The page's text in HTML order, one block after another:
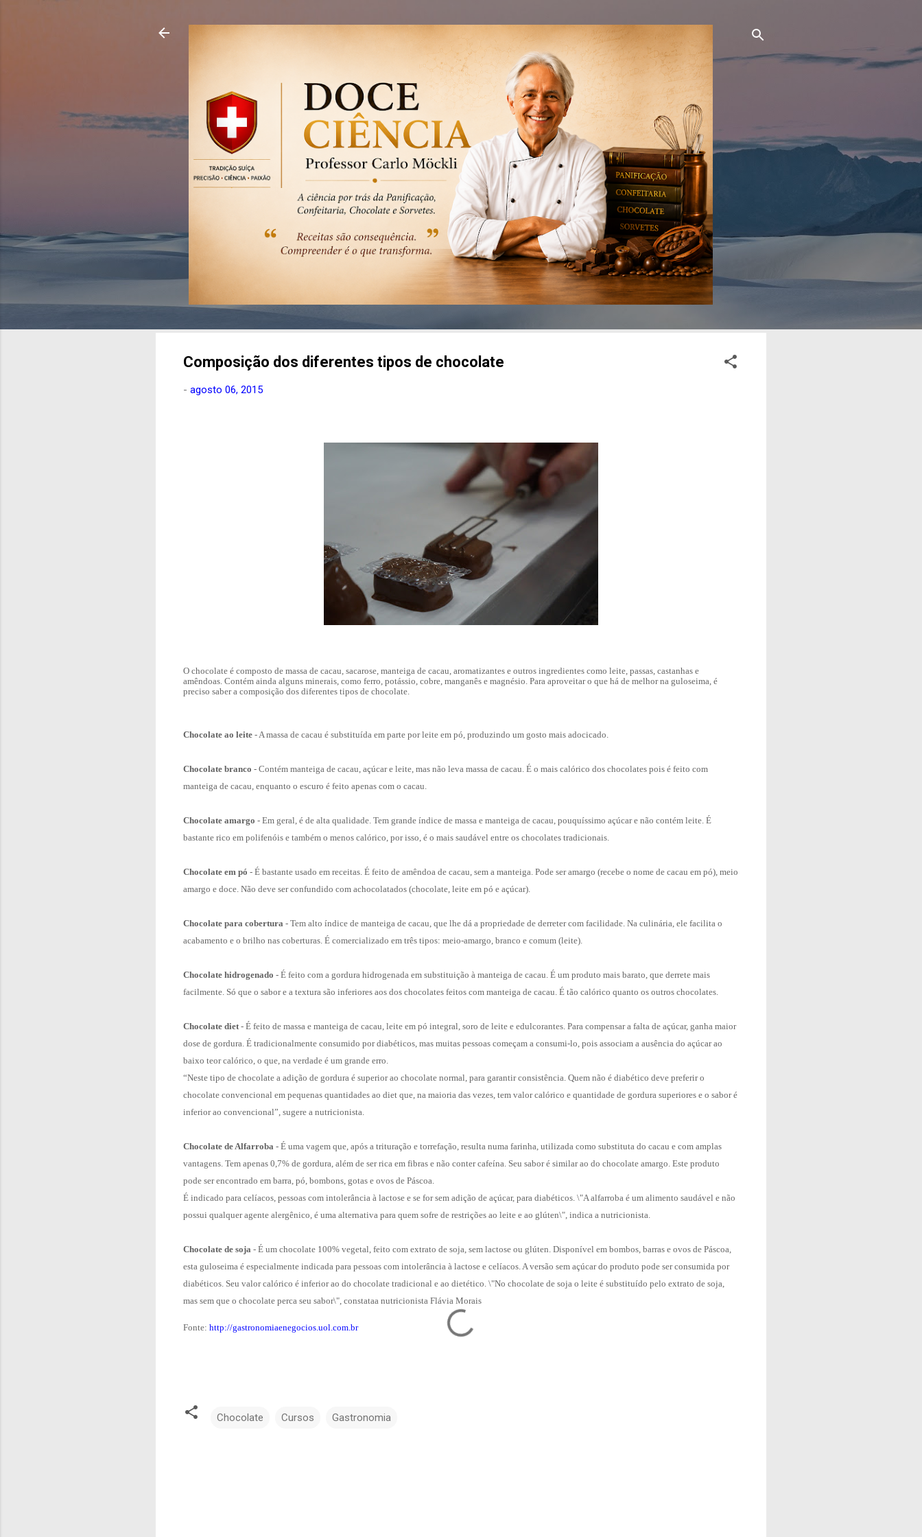
Composição dos diferentes tipos de chocolate
- agosto 06, 2015
O chocolate é composto de massa de cacau, sacarose, manteiga de cacau, aromatizantes e outros ingredientes como leite, passas, castanhas e
amêndoas. Contém ainda alguns minerais, como ferro, potássio, cobre, manganês e magnésio. Para aproveitar o que há de melhor na guloseima, é
preciso saber a composição dos diferentes tipos de chocolate.
Chocolate ao leite - A massa de cacau é substituída em parte por leite em pó, produzindo um gosto mais adocicado.
Chocolate branco - Contém manteiga de cacau, açúcar e leite, mas não leva massa de cacau. É o mais calórico dos chocolates pois é feito com
manteiga de cacau, enquanto o escuro é feito apenas com o cacau.
Chocolate amargo - Em geral, é de alta qualidade. Tem grande índice de massa e manteiga de cacau, pouquíssimo açúcar e não contém leite. É
bastante rico em polifenóis e também o menos calórico, por isso, é o mais saudável entre os chocolates tradicionais.
Chocolate em pó - É bastante usado em receitas. É feito de amêndoa de cacau, sem a manteiga. Pode ser amargo (recebe o nome de cacau em pó), meio
amargo e doce. Não deve ser confundido com achocolatados (chocolate, leite em pó e açúcar).
Chocolate para cobertura - Tem alto índice de manteiga de cacau, que lhe dá a propriedade de derreter com facilidade. Na culinária, ele facilita o
acabamento e o brilho nas coberturas. É comercializado em três tipos: meio-amargo, branco e comum (leite).
Chocolate hidrogenado - É feito com a gordura hidrogenada em substituição à manteiga de cacau. É um produto mais barato, que derrete mais
facilmente. Só que o sabor e a textura são inferiores aos dos chocolates feitos com manteiga de cacau. É tão calórico quanto os outros chocolates.
Chocolate diet- É feito de massa e manteiga de cacau, leite em pó integral, soro de leite e edulcorantes. Para compensar a falta de açúcar, ganha maior
dose de gordura. É tradicionalmente consumido por diabéticos, mas muitas pessoas começam a consumi-lo, pois associam a ausência do açúcar ao
baixo teor calórico, o que, na verdade é um grande erro.
“Neste tipo de chocolate a adição de gordura é superior ao chocolate normal, para garantir consistência. Quem não é diabético deve preferir o
chocolate convencional em pequenas quantidades ao diet que, na maioria das vezes, tem valor calórico e quantidade de gordura superiores e o sabor é
inferior ao convencional”, sugere a nutricionista.
Chocolate de Alfarroba - É uma vagem que, após a trituração e torrefação, resulta numa farinha, utilizada como substituta do cacau e com amplas
vantagens. Tem apenas 0,7% de gordura, além de ser rica em fibras e não conter cafeína. Seu sabor é similar ao do chocolate amargo. Este produto
pode ser encontrado em barra, pó, bombons, gotas e ovos de Páscoa.
É indicado para celíacos, pessoas com intolerância à lactose e se for sem adição de açúcar, para diabéticos. \"A alfarroba é um alimento saudável e não
possui qualquer agente alergênico, é uma alternativa para quem sofre de restrições ao leite e ao glúten\", indica a nutricionista.
Chocolate de soja - É um chocolate 100% vegetal, feito com extrato de soja, sem lactose ou glúten. Disponível em bombos, barras e ovos de Páscoa,
esta guloseima é especialmente indicada para pessoas com intolerância à lactose e celíacos. A versão sem açúcar do produto pode ser consumida por
diabéticos. Seu valor calórico é inferior ao do chocolate tradicional e ao dietético. \"No chocolate de soja o leite é substituído pelo extrato de soja,
mas sem que o chocolate perca seu sabor\", constataa nutricionista Flávia Morais
Fonte: http://gastronomiaenegocios.uol.com.br
Chocolate Cursos Gastronomia